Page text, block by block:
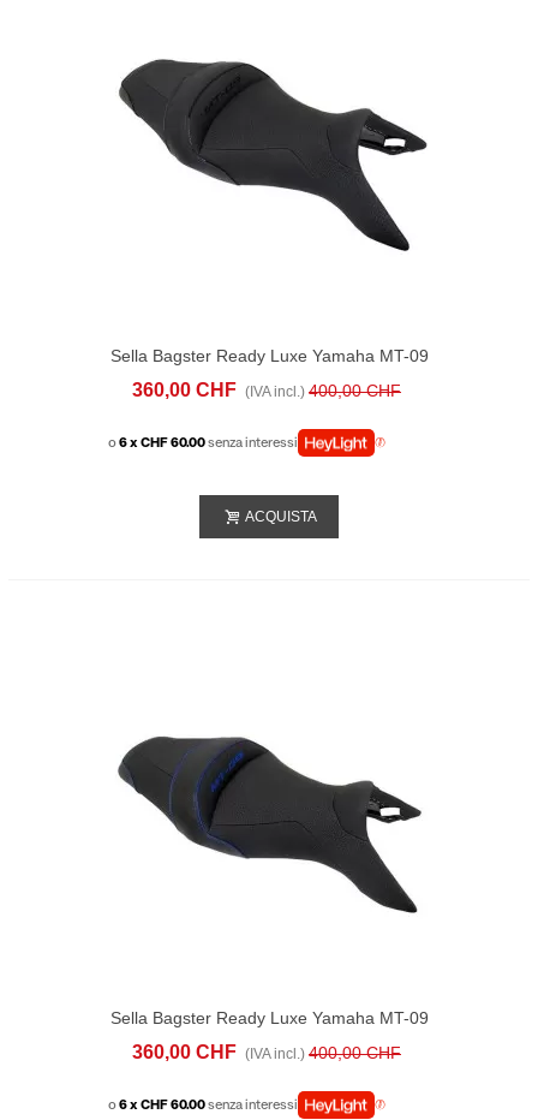
Sella Bagster Ready Luxe Yamaha MT-09
(2017-20) Nera
360,00 CHF (IVA incl.) 400,00 CHF
o6 x CHF 60.00senza interessi
ACQUISTA
Sella Bagster Ready Luxe Yamaha MT-09
(2017-20) Nera Blu
360,00 CHF (IVA incl.) 400,00 CHF
o6 x CHF 60.00senza interessi